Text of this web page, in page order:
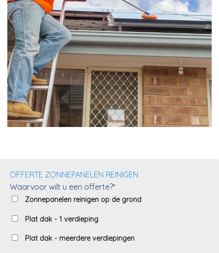
OFFERTE ZONNEPANELEN REINIGEN
Waarvoor wilt u een offerte?*
Zonnepanelen reinigen op de grond
Plat dak - 1 verdieping
Plat dak - meerdere verdiepingen